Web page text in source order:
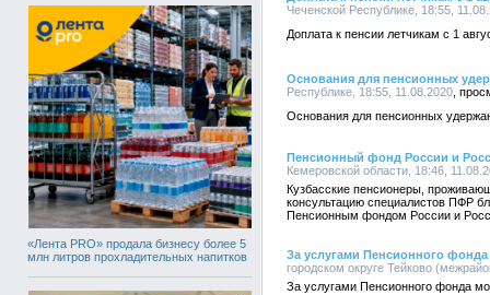
«Лента PRO» продала бизнесу более 5
млн литров прохладительных напитков
Чеченской Республике, 18:55,
Доплата к пенсии летчикам с 1
Основания для пенсионных
Республике, 18:55, 11.08.2020
Основания для пенсионных
Пенсионный фонд России и
Кемеровской области, 18:46,
Кузбасские пенсионеры,
консультацию специалистов ПФР
Пенсионным фондом России и
За услугами Пенсионного
городском округе Тейково
За услугами Пенсионного фонда